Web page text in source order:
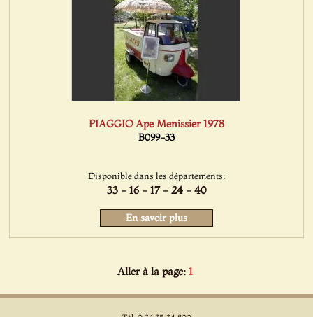
PIAGGIO Ape Menissier 1978
B099-33
Disponible dans les départements:
33 - 16 - 17 - 24 - 40
En savoir plus
Aller à la page:1